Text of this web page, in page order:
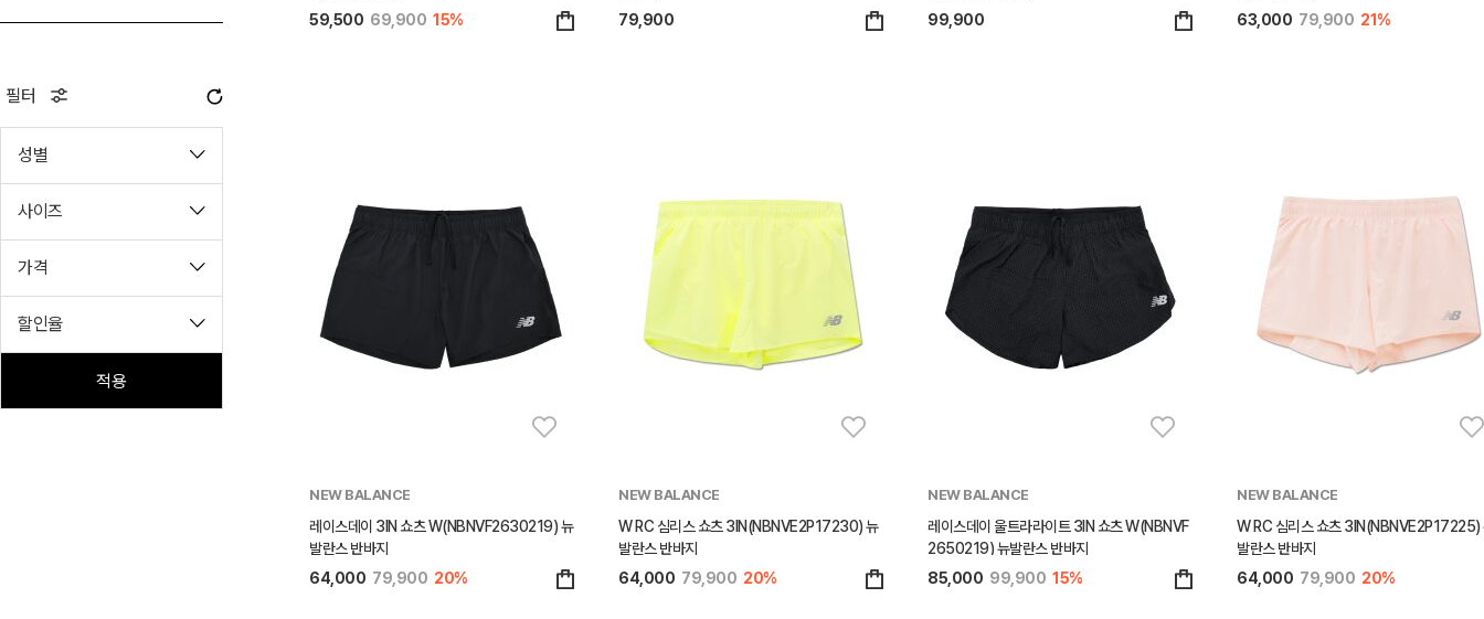
필터
성별
사이즈
가격
할인율
적용
59,500 69,900 15%
79,900
99,900
63,000 79,900 21%
NEW BALANCE
레이스데이 3IN 쇼츠 W(NBNVF2630219) 뉴
발란스 반바지
64,000 79,900 20%
NEW BALANCE
W RC 심리스 쇼츠 3IN(NBNVE2P17230) 뉴
발란스 반바지
64,000 79,900 20%
NEW BALANCE
레이스데이 울트라라이트 3IN 쇼츠 W(NBNVF
2650219) 뉴발란스 반바지
85,000 99,900 15%
NEW BALANCE
W RC 심리스 쇼츠 3IN(NBNVE2P17225)
발란스 반바지
64,000 79,900 20%